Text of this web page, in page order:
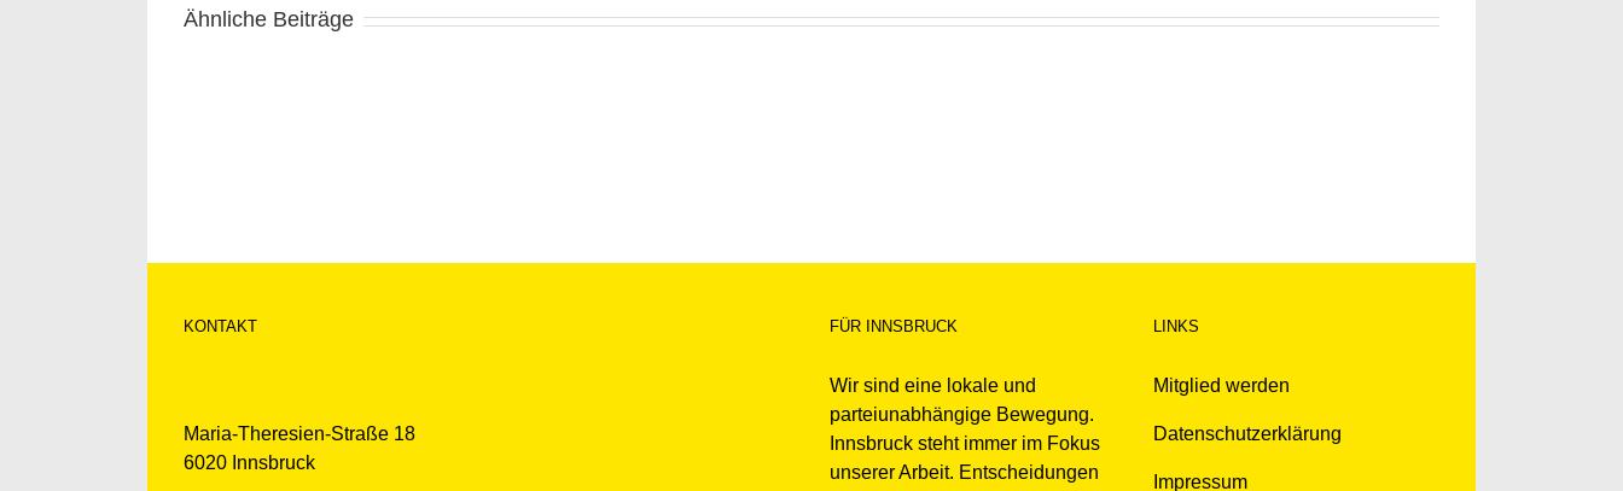
Ähnliche Beiträge
KONTAKT
Maria-Theresien-Straße 18
6020 Innsbruck
FÜR INNSBRUCK
Wir sind eine lokale und
parteiunabhängige Bewegung.
Innsbruck steht immer im Fokus
unserer Arbeit. Entscheidungen
LINKS
Mitglied werden
Datenschutzerklärung
Impressum